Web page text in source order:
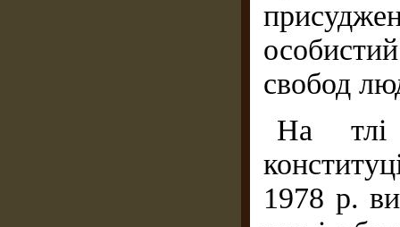
свобод
На тлі
1978 р.